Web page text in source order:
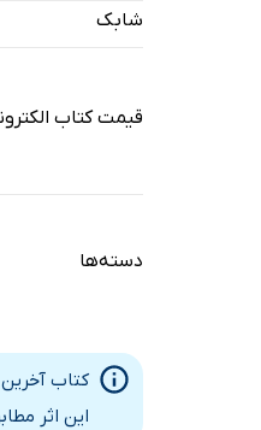
شابک
قیمت کتاب
دسته‌ها
کتاب
این اثر